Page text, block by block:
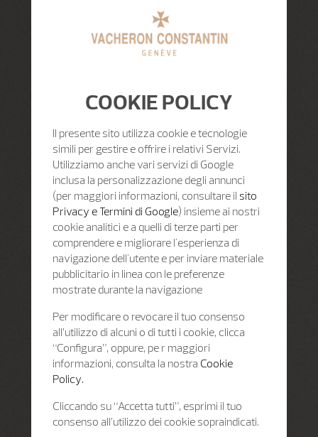
COOKIE POLICY
Il presente sito utilizza cookie e tecnologie
simili per gestire e offrire i relativi Servizi.
Utilizziamo anche vari servizi di Google
inclusa la personalizzazione degli annunci
(per maggiori informazioni, consultare il sito
Privacy e Termini di Google) insieme ai nostri
cookie analitici e a quelli di terze parti per
comprendere e migliorare l'esperienza di
navigazione dell'utente e per inviare materiale
pubblicitario in linea con le preferenze
mostrate durante la navigazione
Per modificare o revocare il tuo consenso
all’utilizzo di alcuni o di tutti i cookie, clicca
“Configura”, oppure, pe r maggiori
informazioni, consulta la nostra Cookie
Policy.
Cliccando su “Accetta tutti”, esprimi il tuo
consenso all’utilizzo dei cookie sopraindicati.